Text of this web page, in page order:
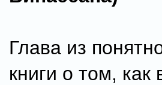
Глава из
книги о том, как